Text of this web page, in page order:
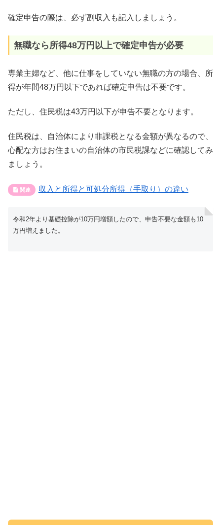
確定申告の際は、必ず副収入も記入しましょう。
無職なら所得48万円以上で確定申告が必要
専業主婦など、他に仕事をしていない無職の方の場合、所
得が年間48万円以下であれば確定申告は不要です。
ただし、住民税は43万円以下が申告不要となります。
住民税は、自治体により非課税となる金額が異なるので、
心配な方はお住まいの自治体の市民税課などに確認してみ
ましょう。
収入と所得と可処分所得（手取り）の違い
令和2年より基礎控除が10万円増額したので、申告不要な金額も10
万円増えました。